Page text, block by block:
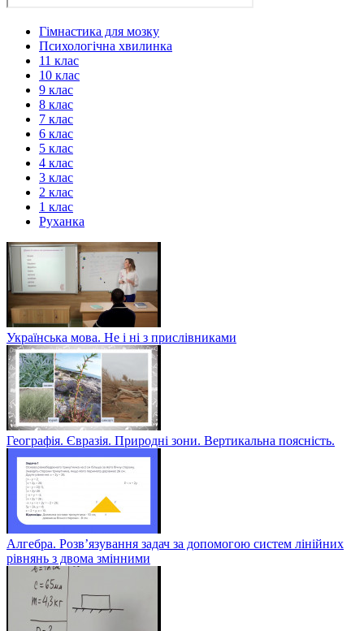
Гімнастика для мозку
Психологічна хвилинка
11 клас
10 клас
9 клас
8 клас
7 клас
6 клас
5 клас
4 клас
3 клас
2 клас
1 клас
Руханка
Українська мова. Не і ні з прислівниками
Географія. Євразія. Природні зони. Вертикальна поясність.
Алгебра. Розв’язування задач за допомогою систем лінійних
рівнянь з двома змінними